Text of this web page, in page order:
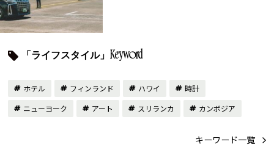
「ライフスタイル」Keyword
ホテル フィンランド ハワイ
時計
ニューヨーク
アート スリランカ カンボジア
キーワード一覧